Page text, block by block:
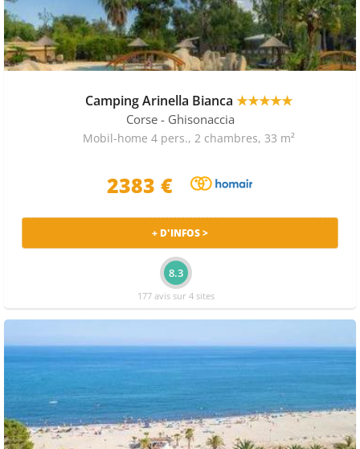
Camping Arinella Bianca ★★★★★
Corse - Ghisonaccia
Mobil-home 4 pers., 2 chambres, 33 m²
2383 €
+ D'INFOS >
8.3
177 avis sur 4 sites